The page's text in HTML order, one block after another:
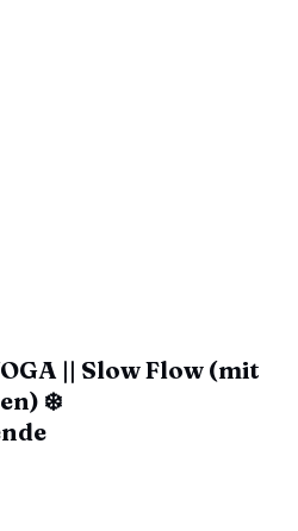
|| Slow Flow (mit
❄️